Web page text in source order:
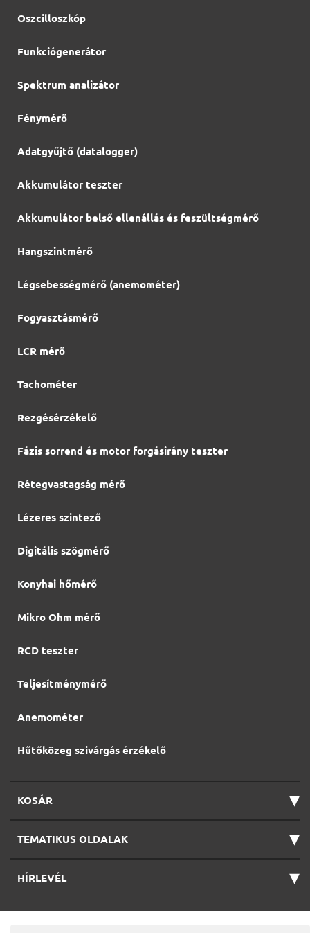
Oszcilloszkóp
Funkciógenerátor
Spektrum analizátor
Fénymérő
Adatgyűjtő (datalogger)
Akkumulátor teszter
Akkumulátor belső ellenállás és feszültségmérő
Hangszintmérő
Légsebességmérő (anemométer)
Fogyasztásmérő
LCR mérő
Tachométer
Rezgésérzékelő
Fázis sorrend és motor forgásirány teszter
Rétegvastagság mérő
Lézeres szintező
Digitális szögmérő
Konyhai hőmérő
Mikro Ohm mérő
RCD teszter
Teljesítménymérő
Anemométer
Hűtőközeg szivárgás érzékelő
KOSÁR ▾
TEMATIKUS OLDALAK ▾
HÍRLEVÉL ▾